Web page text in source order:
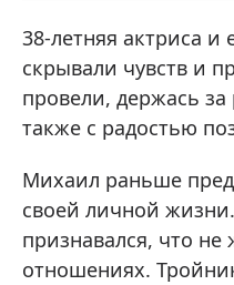
38-летняя актриса и
скрывали чувств и
провели, держась
также с радостью
Михаил раньше
своей личной
признавался, что не
отношениях.